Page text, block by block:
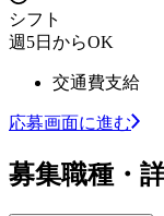
シフト
週5日からOK
交通費支給
応募画面に進む
募集職種・